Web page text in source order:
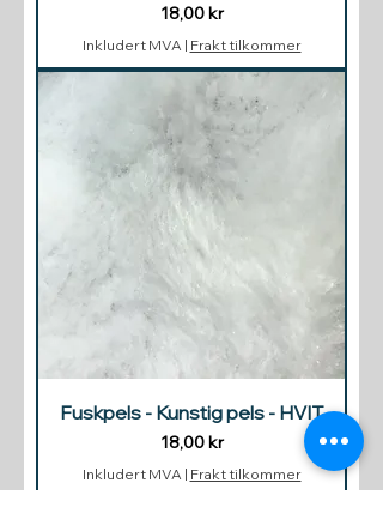
Pris
18,00 kr
Inkludert MVA | Frakt tilkommer
Fuskpels - Kunstig pels - HVIT
Pris
18,00 kr
Inkludert MVA | Frakt tilkommer